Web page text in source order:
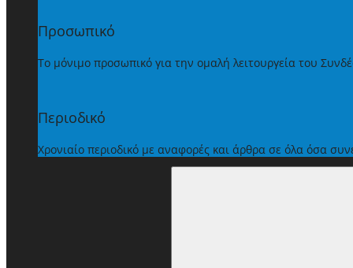
Προσωπικό
Το μόνιμο προσωπικό για την ομαλή λειτουργεία του
Περιοδικό
Χρονιαίο περιοδικό με αναφορές και άρθρα σε όλα όσα